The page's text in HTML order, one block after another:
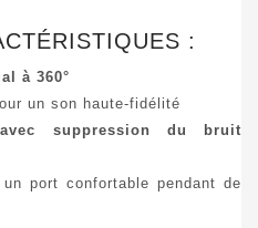
:
à 360°
un son haute-fidélité
suppression du bruit
port confortable pendant de